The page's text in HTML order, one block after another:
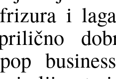
i